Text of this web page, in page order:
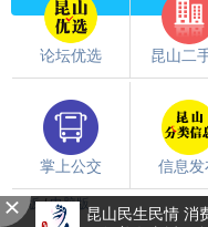
论坛优选 昆山二
掌上公交 信息
都翻到这儿了
触屏版/电脑版昆山民生民情 消